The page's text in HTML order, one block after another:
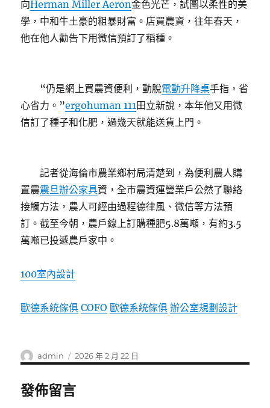
向Herman Miller Aeron金色光芒，試圖以柔性的美
學，中和牛土豪的粗暴財富。店買農資，往年春天，
他在他人勸告下用微信預訂了稻種。
“仍是網上買農資便利，動脫電動升降桌手指，省
心省力。”ergohuman 111田立新說，本年他又用微
信訂了種子和化肥，過幾天就能送貨上門。
記者從海倫市農業鄉村局清楚到，為便利農人購
置農震旦辦公家具資，全市農資運營業戶公然了聯絡
接觸方法，農人可經由過程德律風、微信等方法預
訂。截至今朝，農戶線上訂購種肥5.8萬噸，有約3.5
萬噸已投遞農戶家中。
100室內設計
歐德系統傢俱 COFO 歐德系統傢俱 辦公室規劃設計
作
者
admin
發
佈
2026 年 2 月 22 日
發佈留言